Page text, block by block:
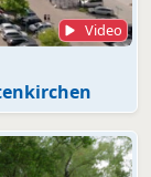
Video